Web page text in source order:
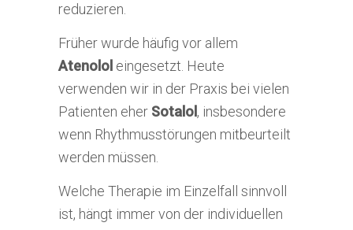
reduzieren.
Früher wurde häufig vor allem
Atenolol eingesetzt. Heute
verwenden wir in der Praxis bei vielen
Patienten eher Sotalol , insbesondere
wenn Rhythmusstörungen mitbeurteilt
werden müssen.
Welche Therapie im Einzelfall sinnvoll
ist, hängt immer von der individuellen